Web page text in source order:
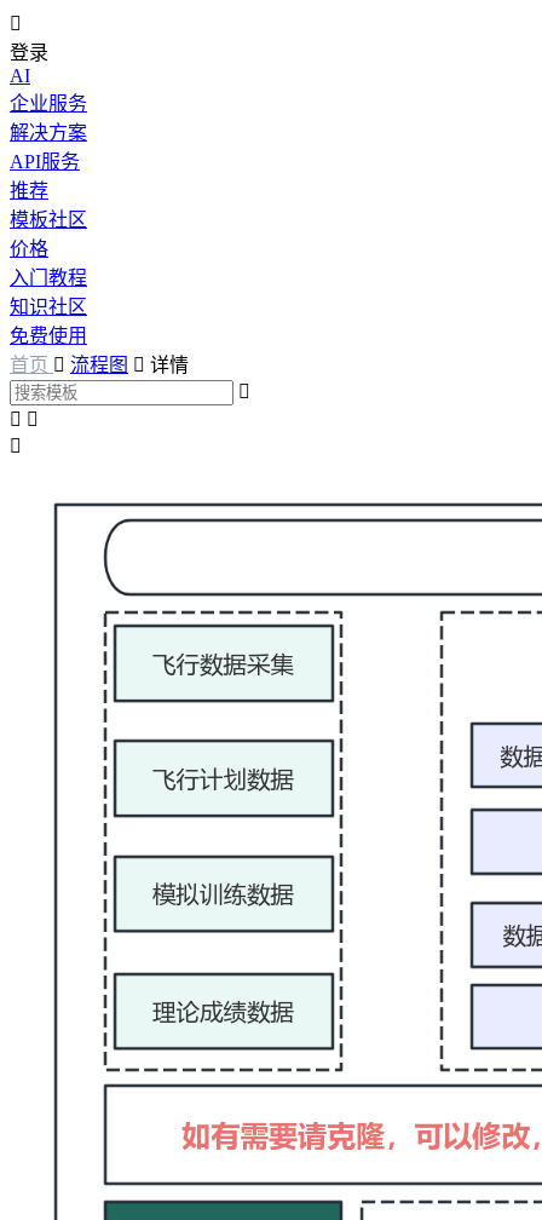

登录
AI
企业服务
解决方案
API服务
推荐
模板社区
价格
入门教程
知识社区
免费使用
首页  流程图  详情

 
